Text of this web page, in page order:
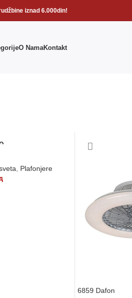
iznad 6.000din!
O NamaKontakt
Plafonjere
6859 Dafon